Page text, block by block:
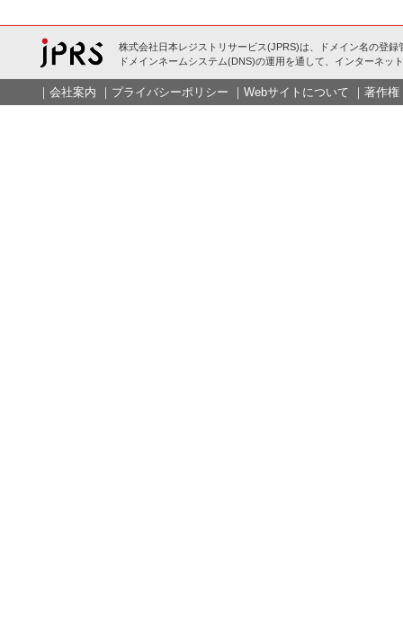
株式会社日本レジストリサービス(JPRS)は、ドメイン名の登録
ドメインネームシステム(DNS)の運用を通して、インターネッ
｜ 会社案内 ｜ プライバシーポリシー ｜ Webサイトについて ｜ 著作権